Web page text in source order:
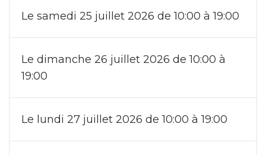
Le samedi 25 juillet 2026 de 10:00 à 19:00
Le dimanche 26 juillet 2026 de 10:00 à
19:00
Le lundi 27 juillet 2026 de 10:00 à 19:00